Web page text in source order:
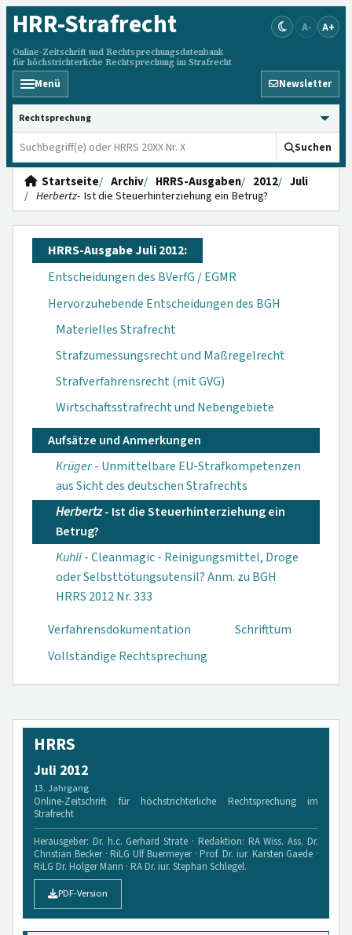
HRR-Strafrecht
Online-Zeitschrift und Rechtsprechungsdatenbank
für höchstrichterliche Rechtsprechung im Strafrecht
A- A+
Menü Newsletter
HRRS durchsuchen
Suchen
Startseite Archiv HRRS-Ausgaben 2012
Juli
Herbertz- Ist die Steuerhinterziehung ein Betrug?
HRRS-Ausgabe Juli 2012:
Entscheidungen des BVerfG / EGMR
Hervorzuhebende Entscheidungen des BGH
Materielles Strafrecht
Strafzumessungsrecht und Maßregelrecht
Strafverfahrensrecht (mit GVG)
Wirtschaftsstrafrecht und Nebengebiete
Aufsätze und Anmerkungen
Krüger- Unmittelbare EU-Strafkompetenzen
aus Sicht des deutschen Strafrechts
Herbertz- Ist die Steuerhinterziehung ein
Betrug?
Kuhli- Cleanmagic - Reinigungsmittel, Droge
oder Selbsttötungs­utensil? Anm. zu BGH
HRRS 2012 Nr. 333
Verfahrensdokumen­tation
Schrifttum
Vollständige Rechtsprechung
HRRS
Juli 2012
13. Jahrgang
Online-Zeitschrift für höchstrichterliche Rechtsprechung im
Strafrecht
Herausgeber: Dr. h.c. Gerhard Strate · Redaktion: RA Wiss. Ass. Dr.
Christian Becker · RiLG Ulf Buermeyer · Prof. Dr. iur. Karsten Gaede ·
RiLG Dr. Holger Mann · RA Dr. iur. Stephan Schlegel.
PDF-Version